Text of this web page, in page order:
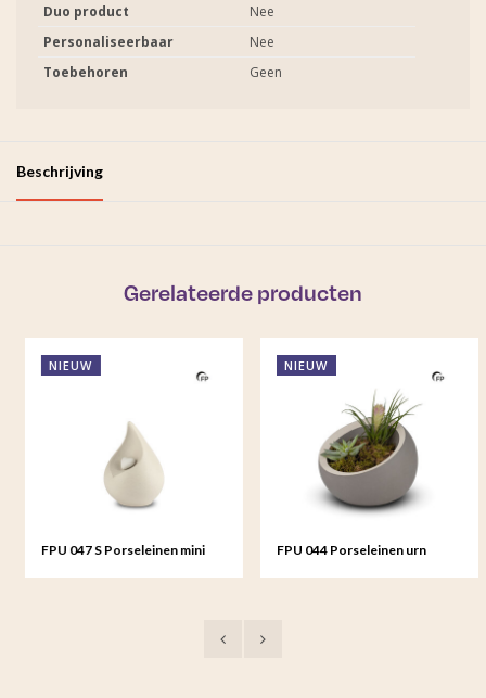
Duo product
Nee
Personaliseerbaar
Nee
Toebehoren
Geen
Beschrijving
Gerelateerde producten
NIEUW
FPU 047 S Porseleinen mini
NIEUW
FPU 044 Porseleinen urn